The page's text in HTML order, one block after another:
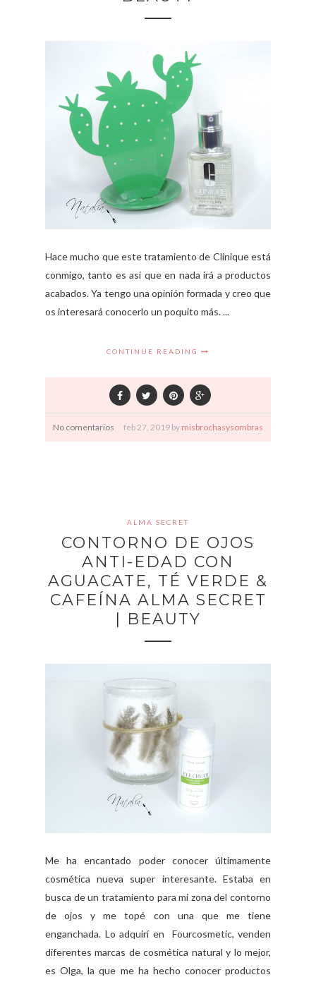
Hace mucho que este tratamiento de Clinique está
conmigo, tanto es así que en nada irá a productos
acabados. Ya tengo una opinión formada y creo que
os interesará conocerlo un poquito más. ...
CONTINUE READING
No comentarios feb27, 2019 by misbrochasysombras
ALMA SECRET
CONTORNO DE OJOS
ANTI-EDAD CON
AGUACATE, TÉ VERDE &
CAFEÍNA ALMA SECRET
| BEAUTY
Me ha encantado poder conocer últimamente
cosmética nueva super interesante. Estaba en
busca de un tratamiento para mi zona del contorno
de ojos y me topé con una que me tiene
enganchada. Lo adquirí en Fourcosmetic, venden
diferentes marcas de cosmética natural y lo mejor,
es Olga, la que me ha hecho conocer productos